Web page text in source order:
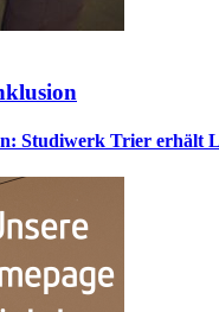
Studiwerk Trier erhält